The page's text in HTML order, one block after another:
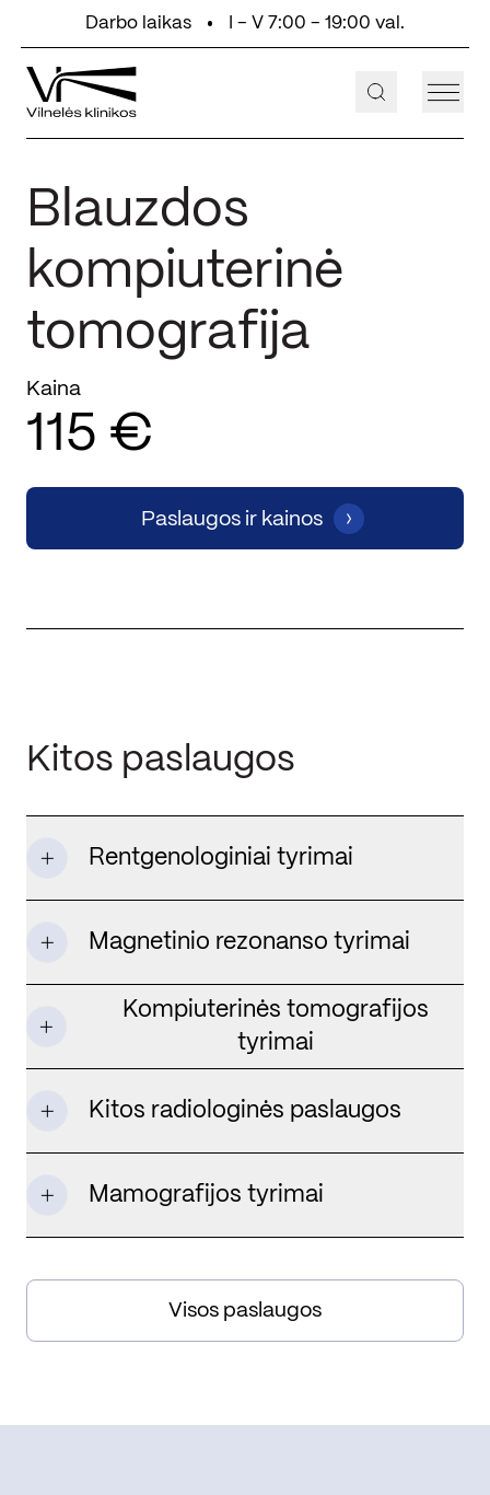
Eiti prie turinioDarbo laikas I - V 7:00 - 19:00 val.
+370 647 55 000
Blauzdos
kompiuterinė
tomografija
Kaina
115 €
Paslaugos ir kainos
Kitos paslaugos
Rentgenologiniai tyrimai
Magnetinio rezonanso tyrimai
Kompiuterinės tomografijos
tyrimai
Kitos radiologinės paslaugos
Mamografijos tyrimai
Visos paslaugos